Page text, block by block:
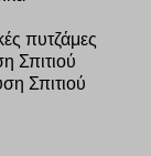
πυτζάμες
Σπιτιού
Σπιτιού